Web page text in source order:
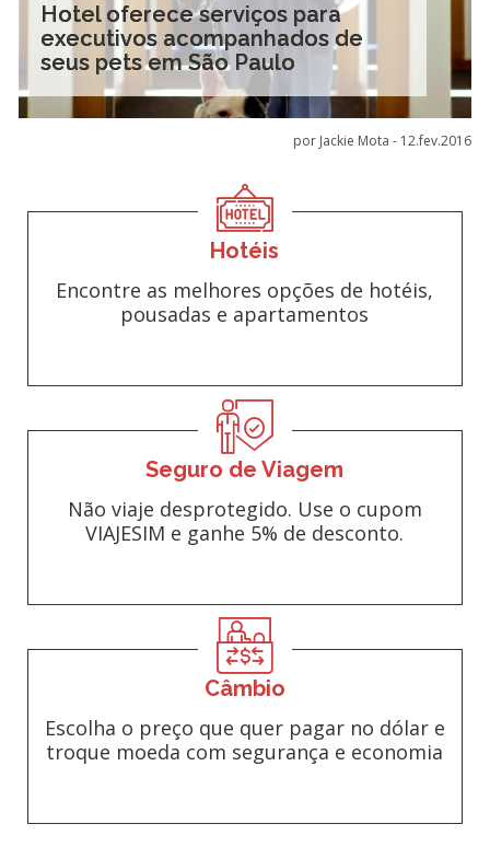
Hotel oferece serviços para
executivos acompanhados de
seus pets em São Paulo
por Jackie Mota - 12.fev.2016
Hotéis
Encontre as melhores opções de hotéis,
pousadas e apartamentos
Seguro de Viagem
Não viaje desprotegido. Use o cupom
VIAJESIM e ganhe 5% de desconto.
Câmbio
Escolha o preço que quer pagar no dólar e
troque moeda com segurança e economia